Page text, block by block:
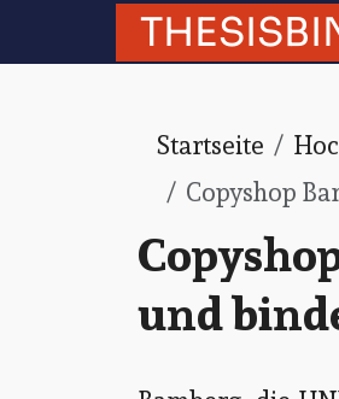
Startseite
Copyshop
und